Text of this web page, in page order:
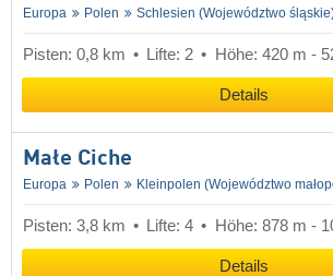
Europa Polen Schlesien (Województwo
Pisten: 0,8 km Lifte: 2 Höhe: 420 m -
Details
Małe Ciche
Europa Polen Kleinpolen (Województwo
Pisten: 3,8 km Lifte: 4 Höhe: 878 m -
Details